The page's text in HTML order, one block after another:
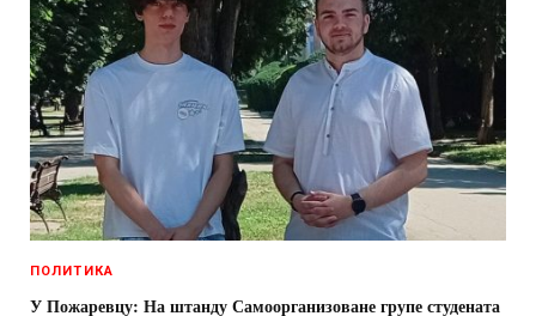
ПОЛИТИКА
У Пожаревцу: На штанду Самоорганизоване групе студената